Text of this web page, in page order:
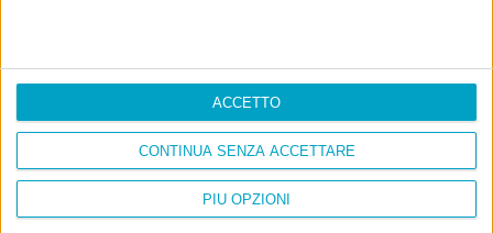
PIÙ OPZIONI
CONTINUA SENZA ACCETTARE
ACCETTO
Ultimi articoli
La sinistra de coccio